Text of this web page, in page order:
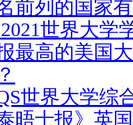
前列的国家
世界大学
最高的美国
世界大学综
晤士报》英